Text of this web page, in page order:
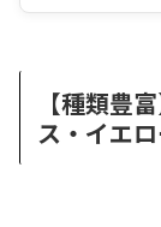
【種類豊
ス・イエ